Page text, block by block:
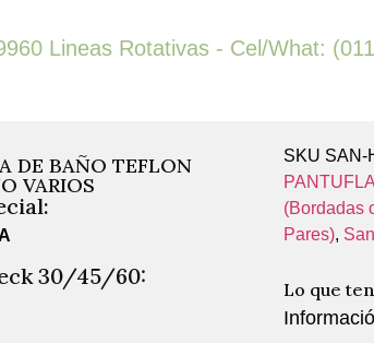
Lineas Rotativas - Cel/What:
DE BAÑO TEFLON
VARIOS
30/45/60:
SKU SAN-
(Bordadas
Pares),
Lo que